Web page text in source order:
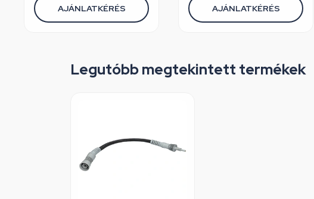
AJÁNLATKÉRÉS AJÁNLATKÉRÉS
Legutóbb megtekintett termékek